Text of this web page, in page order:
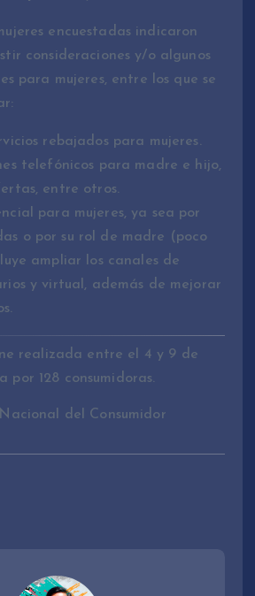
encuestadas indicaron
consideraciones y/o algunos
para mujeres, entre los que se
rebajados para mujeres.
telefónicos para madre e hijo,
entre otros.
para mujeres, ya sea por
o por su rol de madre (poco
ampliar los canales de
y virtual, además de mejorar
realizada entre el 4 y 9 de
por 128 consumidoras.
del Consumidor